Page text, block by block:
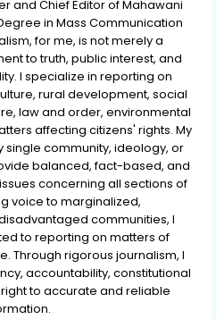
and Chief Editor of Mahawani
in Mass Communication
for me, is not merely a
to truth, public interest, and
I specialize in reporting on
rural development, social
law and order, environmental
affecting citizens' rights. My
single community, ideology, or
balanced, fact-based, and
concerning all sections of
voice to marginalized,
communities, I
to reporting on matters of
Through rigorous journalism, I
accountability, constitutional
to accurate and reliable